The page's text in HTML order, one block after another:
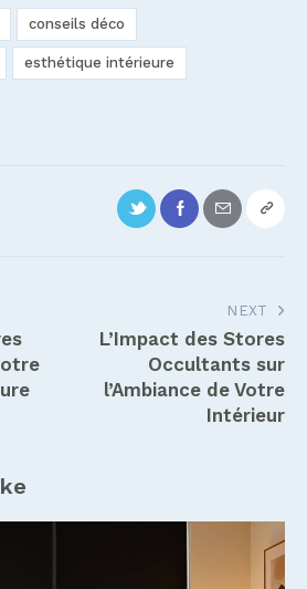
conseils déco
esthétique intérieure
NEXT
L’Impact des Stores
Occultants sur
l’Ambiance de Votre
Intérieur